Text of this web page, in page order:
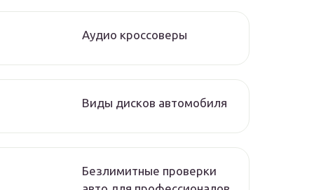
Аудио кроссоверы
Виды дисков автомобиля
Безлимитные проверки